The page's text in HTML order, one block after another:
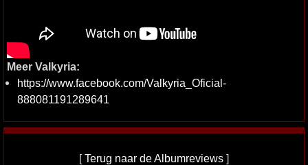
Meer Valkyria:
https://www.facebook.com/Valkyria_Oficial-
888081191289641
[Terug naar de Albumreviews ]